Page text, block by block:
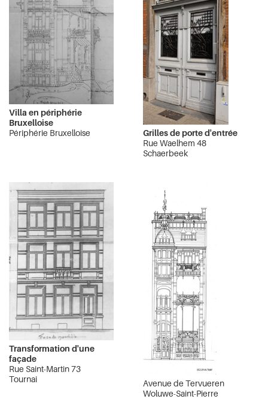
Villa en périphérie
Bruxelloise
Périphérie Bruxelloise
Grilles de porte d'entrée
Rue Waelhem 48
Schaerbeek
Transformation d'une
façade
Rue Saint-Martin 73
Tournai
Avenue de Tervueren
Woluwe-Saint-Pierre